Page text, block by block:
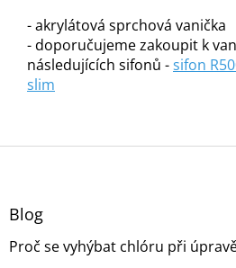
- akrylátová sprchová vanička
- doporučujeme zakoupit k
následujících sifonů -sifon
slim
Z
Blog
Proč se vyhýbat chlóru při